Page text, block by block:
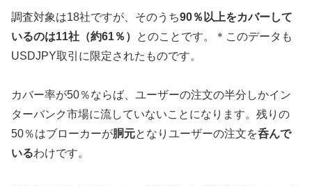
調査対象は18社ですが、そのうち90％以上をカバーして
いるのは11社（約61％）
とのことです。＊このデータも
USDJPY取引に限定されたものです。
カバー率が50％ならば、ユーザーの注文の半分しかイン
ターバンク市場に流していないことになります。残りの
50％はブローカーが胴元となりユーザーの注文を呑んで
いるわけです。